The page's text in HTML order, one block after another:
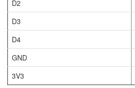
D2
D3
D4
GND
3V3